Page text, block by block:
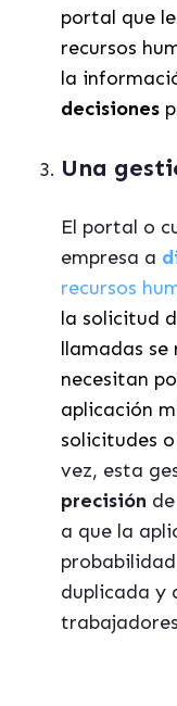
portal que
recursos
la
decisiones
Una
El portal o
empresa a
recursos
la solicitud
llamadas
necesitan
aplicación
solicitudes
vez, esta
precisión
a que la
duplicada y